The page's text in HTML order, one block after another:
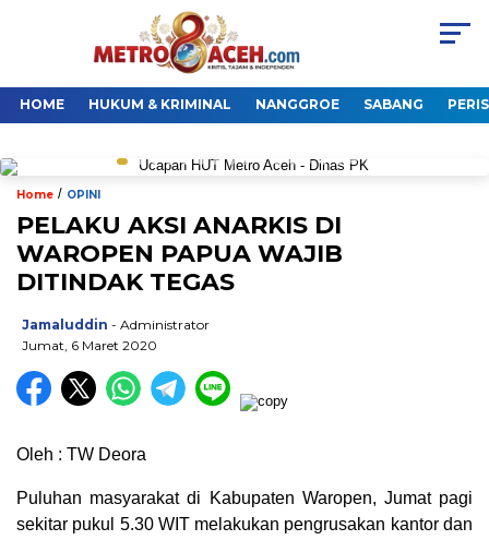
HOME HUKUM & KRIMINAL NANGGROE SABANG
Home / OPINI
PELAKU AKSI ANARKIS DI
WAROPEN PAPUA WAJIB
DITINDAK TEGAS
Jamaluddin - Administrator
Jumat, 6 Maret 2020
Oleh : TW Deora
Puluhan masyarakat di Kabupaten Waropen, Jumat pagi
sekitar pukul 5.30 WIT melakukan pengrusakan kantor dan